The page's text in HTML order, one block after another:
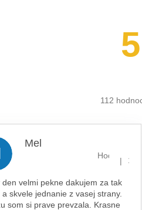
112
5 hvězdiček.
Mel
Hodnocení
|
den velmi pekne dakujem za tak
a skvele jednanie z vasej strany.
som si prave prevzala. Krasne